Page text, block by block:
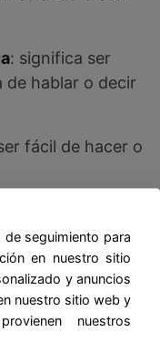
: significa ser
hablar o decir
fácil de hacer o
.
: significa estar
seguimiento para
en nuestro sitio
y anuncios
nuestro sitio web y
nuestros